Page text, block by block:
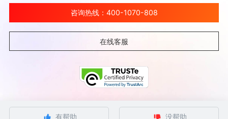
有帮助 没帮助
咨询热线：400-1070-808
在线客服
©北京金山云网络技术有限公司 2026 Ksyun All Rights Reserved Kingsoft Corp.